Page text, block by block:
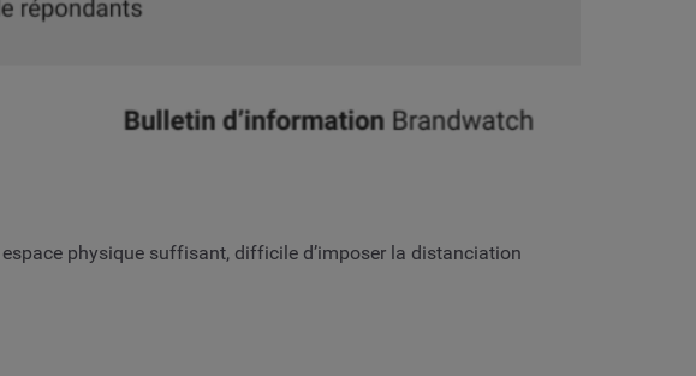
physique suffisant, difficile d’imposer la distanciation